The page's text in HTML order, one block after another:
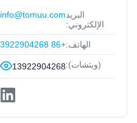
البريد
الإلكتروني:
info@tomuu.com
الهاتف:+86 13922904268
(ويتشات):13922904268